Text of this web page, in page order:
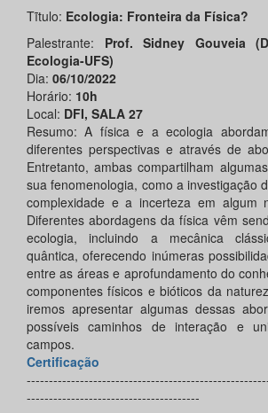
Tĩtulo: Ecologia: Fronteira da Física?
Palestrante:
Prof. Sidney Gouveia
Ecologia-UFS)
Dia: 06/10/2022
Horário: 10h
Local: DFI, SALA 27
Resumo: A física e a ecologia
diferentes perspectivas e através de
Entretanto, ambas compartilham
sua fenomenologia, como a investigação
complexidade e a incerteza em algum
Diferentes abordagens da física vêm
ecologia, incluindo a mecânica
quântica, oferecendo inúmeras
entre as áreas e aprofundamento do
componentes físicos e bióticos da
iremos apresentar algumas dessas
possíveis caminhos de interação e
campos.
Certificação
---------------------------------------